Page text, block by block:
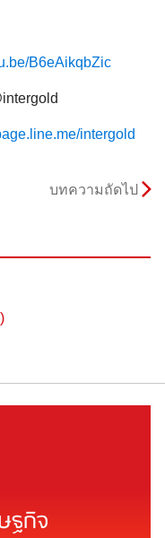
B6eAikqbZic
intergold
บทความถัดไป
ฐกิจ